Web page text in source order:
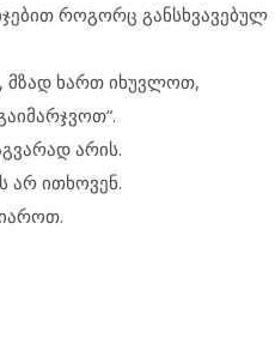
როგორც განსხვავებულ
მზად ხართ იხუვლოთ,
არის.
არ ითხოვენ.